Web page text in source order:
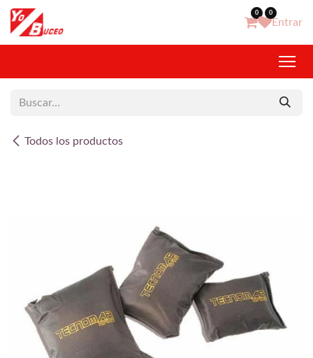
Ir al contenido 0 0
Entrar
Todos los productos